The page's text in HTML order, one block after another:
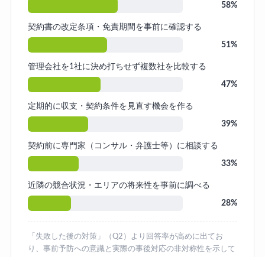
58%
契約書の改定条項・免責期間を事前に確認する
51%
管理会社を1社に決め打ちせず複数社を比較する
47%
定期的に収支・契約条件を見直す機会を作る
39%
契約前に専門家（コンサル・弁護士等）に相談する
33%
近隣の競合状況・エリアの将来性を事前に調べる
28%
「失敗した後の対策」（Q2）より回答率が高めに出てお
り、事前予防への意識と実際の事後対応の非対称性を示して